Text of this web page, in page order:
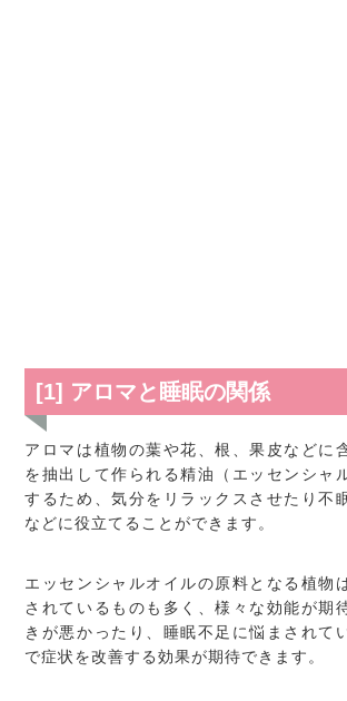
[1] アロマと睡眠の関係
アロマは植物の葉や花、根、果皮などに
を抽出して作られる精油（エッセンシャ
するため、気分をリラックスさせたり不
などに役立てることができます。
エッセンシャルオイルの原料となる植物
されているものも多く、様々な効能が期
きが悪かったり、睡眠不足に悩まされて
で症状を改善する効果が期待できます。